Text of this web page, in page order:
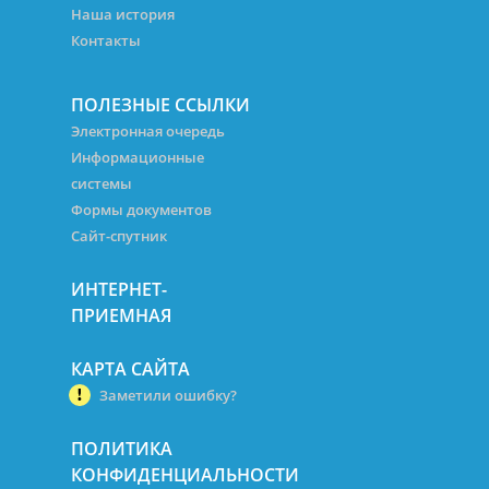
Наша история
Контакты
ПОЛЕЗНЫЕ ССЫЛКИ
Электронная очередь
Информационные
системы
Формы документов
Сайт-спутник
ИНТЕРНЕТ-
ПРИЕМНАЯ
КАРТА САЙТА
Заметили ошибку?
ПОЛИТИКА
КОНФИДЕНЦИАЛЬНОСТИ